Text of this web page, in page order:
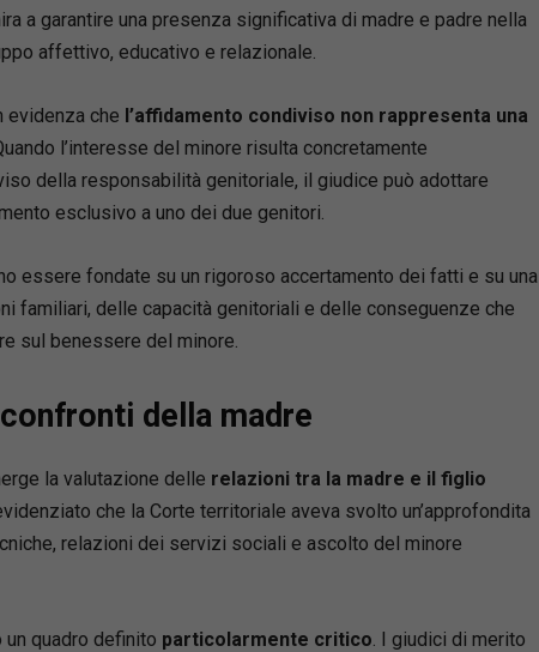
Mute Loaded:
a garantire una presenza significativa di madre e padre nella
affettivo, educativo e relazionale.
evidenza che l’affidamento condiviso non rappresenta una
l’interesse del minore risulta concretamente
della responsabilità genitoriale, il giudice può adottare
esclusivo a uno dei due genitori.
essere fondate su un rigoroso accertamento dei fatti e su una
familiari, delle capacità genitoriali e delle conseguenze che
sul benessere del minore.
della madre
la valutazione delle relazioni tra la madre e il figlio
che la Corte territoriale aveva svolto un’approfondita
relazioni dei servizi sociali e ascolto del minore
quadro definito particolarmente critico. I giudici di merito